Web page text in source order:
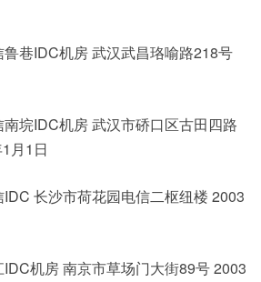
巷IDC机房 武汉武昌珞喻路218号
垸IDC机房 武汉市硚口区古田四路
月1日
长沙市荷花园电信二枢纽楼 2003
机房 南京市草场门大街89号 2003